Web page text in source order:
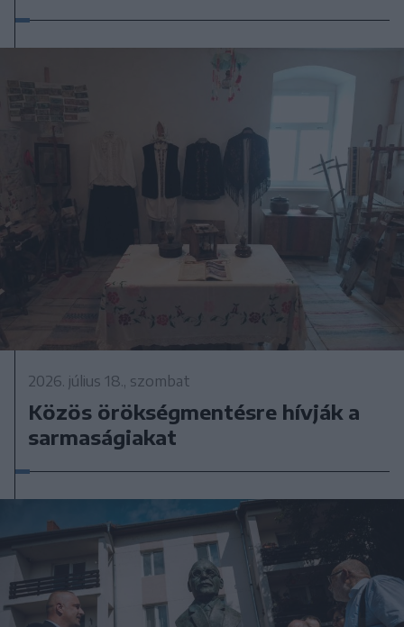
2026. július 18., szombat
Közös örökségmentésre hívják a
sarmaságiakat